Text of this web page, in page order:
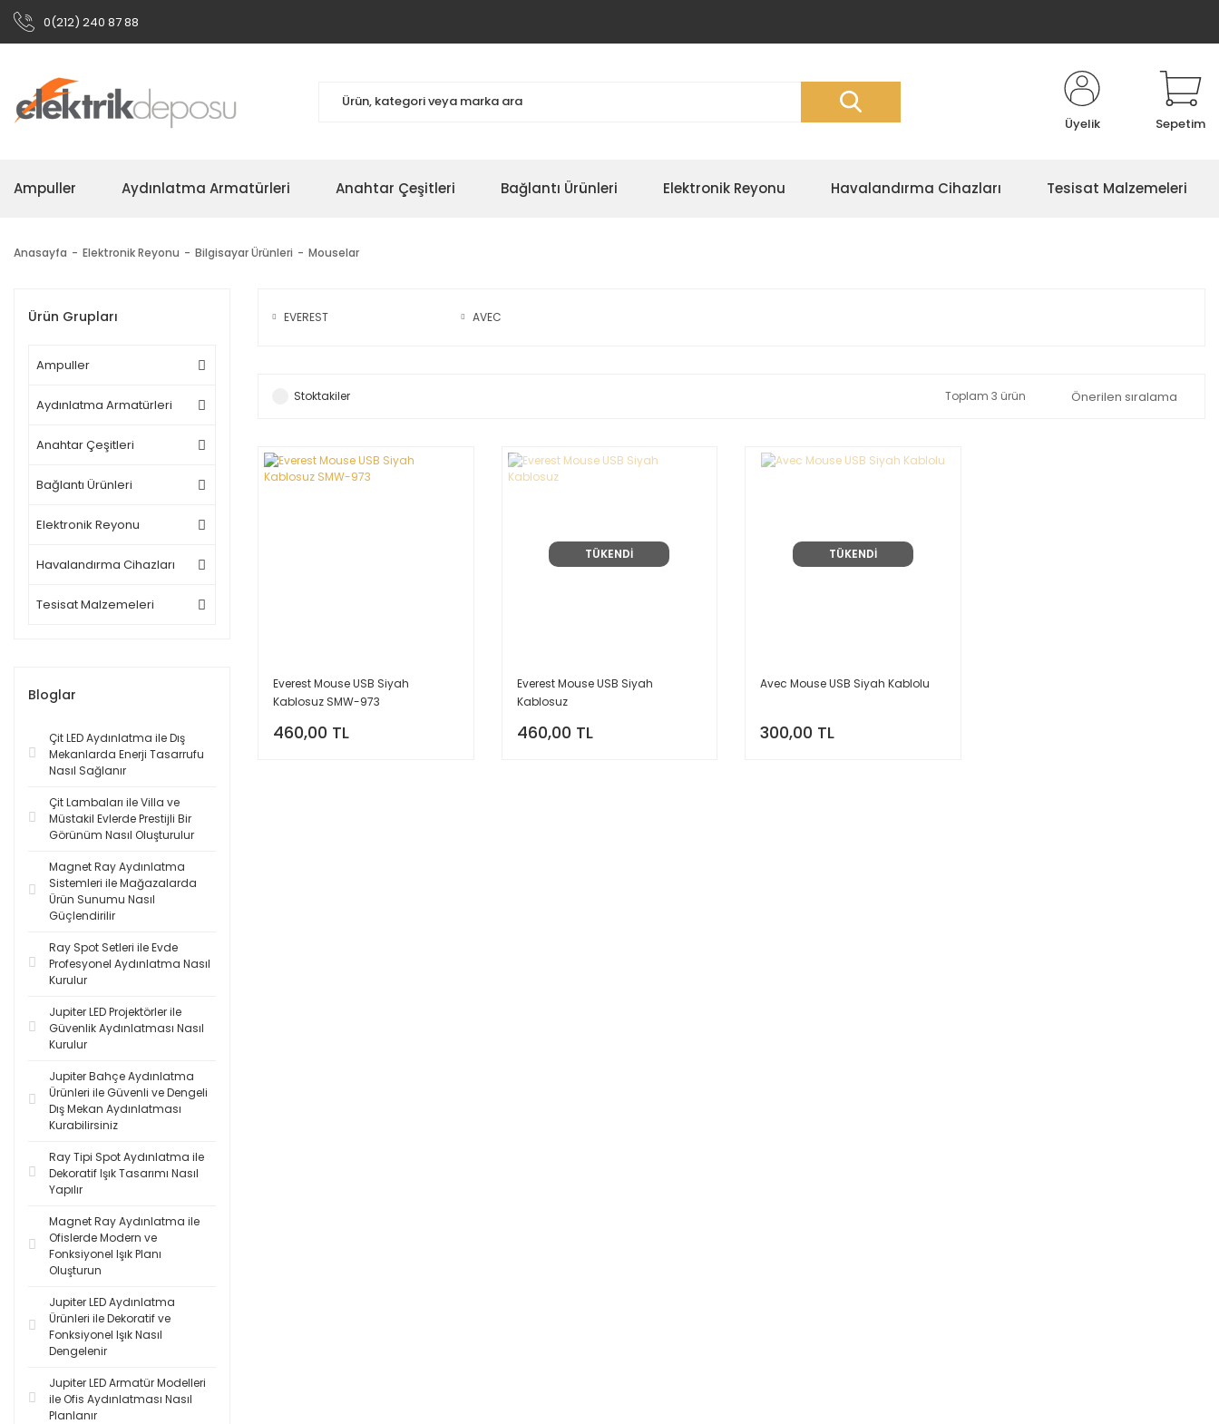
0(212) 240 87 88
Üyelik Sepetim
Ampuller Aydınlatma Armatürleri Anahtar Çeşitleri Bağlantı Ürünleri Elektronik Reyonu Havalandırma Cihazları Tesisat Malzemeleri
Anasayfa Elektronik Reyonu Bilgisayar Ürünleri Mouselar
Ürün Grupları
Ampuller
Aydınlatma Armatürleri
Anahtar Çeşitleri
Bağlantı Ürünleri
Elektronik Reyonu
Havalandırma Cihazları
Tesisat Malzemeleri
Bloglar
Çit LED Aydınlatma ile Dış
Mekanlarda Enerji Tasarrufu
Nasıl Sağlanır
Çit Lambaları ile Villa ve
Müstakil Evlerde Prestijli Bir
Görünüm Nasıl Oluşturulur
Magnet Ray Aydınlatma
Sistemleri ile Mağazalarda
Ürün Sunumu Nasıl
Güçlendirilir
Ray Spot Setleri ile Evde
Profesyonel Aydınlatma Nasıl
Kurulur
Jupiter LED Projektörler ile
Güvenlik Aydınlatması Nasıl
Kurulur
Jupiter Bahçe Aydınlatma
Ürünleri ile Güvenli ve Dengeli
Dış Mekan Aydınlatması
Kurabilirsiniz
Ray Tipi Spot Aydınlatma ile
Dekoratif Işık Tasarımı Nasıl
Yapılır
Magnet Ray Aydınlatma ile
Ofislerde Modern ve
Fonksiyonel Işık Planı
Oluşturun
Jupiter LED Aydınlatma
Ürünleri ile Dekoratif ve
Fonksiyonel Işık Nasıl
Dengelenir
Jupiter LED Armatür Modelleri
ile Ofis Aydınlatması Nasıl
Planlanır
EVEREST AVEC
Stoktakiler Toplam 3 ürün
Everest Mouse USB Siyah
Kablosuz SMW-973
460,00 TL
TÜKENDİ
Everest Mouse USB Siyah
Kablosuz
460,00 TL
TÜKENDİ
Avec Mouse USB Siyah Kablolu
300,00 TL